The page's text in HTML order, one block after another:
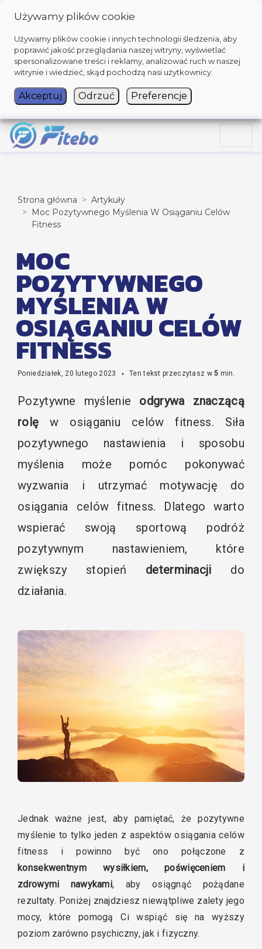
Używamy plików cookie
Używamy plików cookie i innych technologii śledzenia, aby
poprawić jakość przeglądania naszej witryny, wyświetlać
spersonalizowane treści i reklamy, analizować ruch w naszej
witrynie i wiedzieć, skąd pochodzą nasi użytkownicy.
Akceptuj Odrzuć Preferencje
Strona główna
Artykuły
Moc Pozytywnego Myślenia W Osiąganiu Celów
Fitness
MOC
POZYTYWNEGO
MYŚLENIA W
OSIĄGANIU CELÓW
FITNESS
Poniedziałek, 20 lutego 2023 Ten tekst przeczytasz w5 min.
Pozytywne myślenie odgrywa znaczącą
rolę w osiąganiu celów fitness. Siła
pozytywnego nastawienia i sposobu
myślenia może pomóc pokonywać
wyzwania i utrzymać motywację do
osiągania celów fitness. Dlatego warto
wspierać swoją sportową podróż
pozytywnym nastawieniem, które
zwiększy stopień determinacji do
działania.
Jednak ważne jest, aby pamiętać, że pozytywne
myślenie to tylko jeden z aspektów osiągania celów
fitness i powinno być ono połączone z
konsekwentnym wysiłkiem, poświęceniem i
zdrowymi nawykami, aby osiągnąć pożądane
rezultaty. Poniżej znajdziesz niewątpliwe zalety jego
mocy, które pomogą Ci wspiąć się na wyższy
poziom zarówno psychiczny, jak i fizyczny.